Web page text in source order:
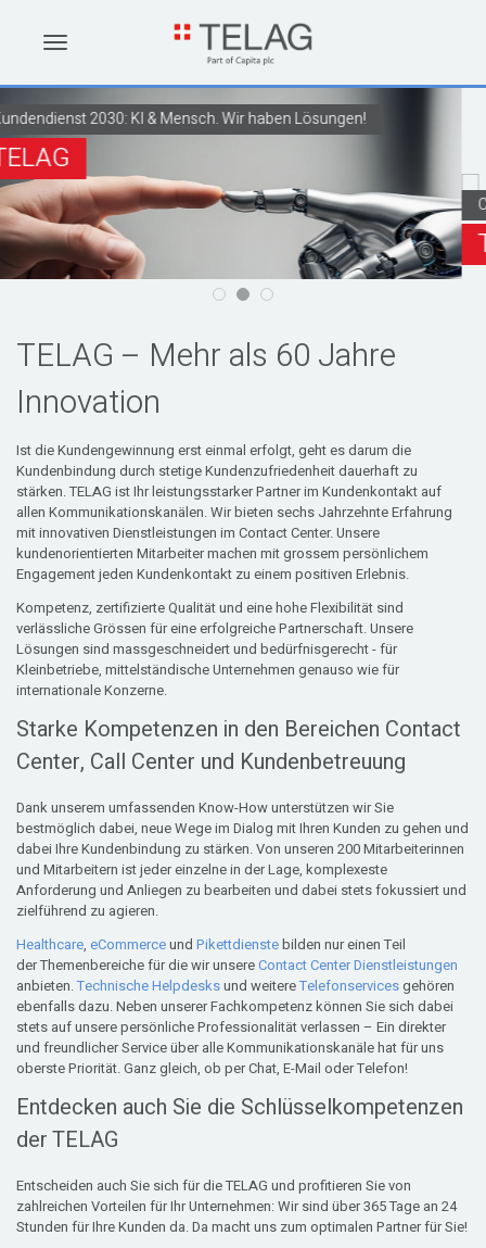
Contact Center Dienstleistungen
TELAG
TELAG – Mehr als 60 Jahre
Innovation
Ist die Kundengewinnung erst einmal erfolgt, geht es darum die
Kundenbindung durch stetige Kundenzufriedenheit dauerhaft zu
stärken. TELAG ist Ihr leistungsstarker Partner im Kundenkontakt auf
allen Kommunikationskanälen. Wir bieten sechs Jahrzehnte Erfahrung
mit innovativen Dienstleistungen im Contact Center. Unsere
kundenorientierten Mitarbeiter machen mit grossem persönlichem
Engagement jeden Kundenkontakt zu einem positiven Erlebnis.
Kompetenz, zertifizierte Qualität und eine hohe Flexibilität sind
verlässliche Grössen für eine erfolgreiche Partnerschaft. Unsere
Lösungen sind massgeschneidert und bedürfnisgerecht - für
Kleinbetriebe, mittelständische Unternehmen genauso wie für
internationale Konzerne.
Starke Kompetenzen in den Bereichen Contact
Center, Call Center und Kundenbetreuung
Dank unserem umfassenden Know-How unterstützen wir Sie
bestmöglich dabei, neue Wege im Dialog mit Ihren Kunden zu gehen und
dabei Ihre Kundenbindung zu stärken. Von unseren 200 Mitarbeiterinnen
und Mitarbeitern ist jeder einzelne in der Lage, komplexeste
Anforderung und Anliegen zu bearbeiten und dabei stets fokussiert und
zielführend zu agieren.
Healthcare, eCommerceund Pikettdienstebilden nur einen Teil
der Themenbereiche für die wir unsereContact Center Dienstleistungen
anbieten.Technische Helpdesksund weitereTelefonservicesgehören
ebenfalls dazu. Neben unserer Fachkompetenz können Sie sich dabei
stets auf unsere persönliche Professionalität verlassen – Ein direkter
und freundlicher Service über alle Kommunikationskanäle hat für uns
oberste Priorität. Ganz gleich, ob per Chat, E-Mail oder Telefon!
Entdecken auch Sie die Schlüsselkompetenzen
der TELAG
Entscheiden auch Sie sich für die TELAG und profitieren Sie von
zahlreichen Vorteilen für Ihr Unternehmen: Wir sind über 365 Tage an 24
Stunden für Ihre Kunden da. Da macht uns zum optimalen Partner für Sie!